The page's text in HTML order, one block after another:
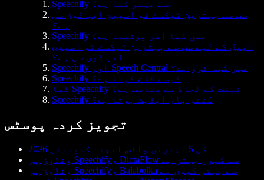
Speechify سے بہتر کیا ہے؟
سب سے بہترین ٹیکسٹ ٹو اسپیچ ایپ کون سی
ہے؟
Speechify میں کیا امر پوشیدہ ہے؟
ایپل کے لیے سب سے بہترین ٹیکسٹ ٹو اسپیچ
ایپ کون سی ہے؟
Speechify اور Speech Central میں کیا فرق ہے؟
Speechify کیسے کام کرتا ہے؟
کیا Speechify قیمت کے لحاظ سے مناسب ہے؟
Speechify کتنی بار اپڈیٹ ہوتا ہے؟
تجویز کردہ پوسٹس
2026 کی 5 بہترین وائس ایجنٹ کمپنیاں
ونڈوز پر Speechify، DictaFlow سے کیوں بہتر ہے
ونڈوز پر Speechify، Balabolka سے بہتر کیوں ہے